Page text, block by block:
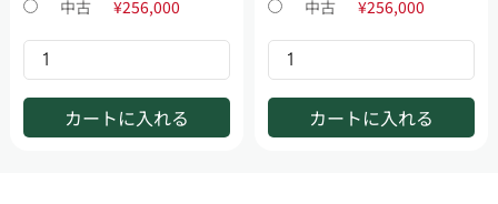
中古
¥256,000
カートに入れる
中古
¥256,000
カートに入れる